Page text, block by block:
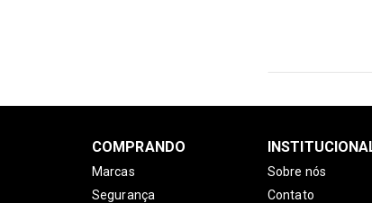
COMPRANDO
Marcas
Segurança
Sobre nós
Contato